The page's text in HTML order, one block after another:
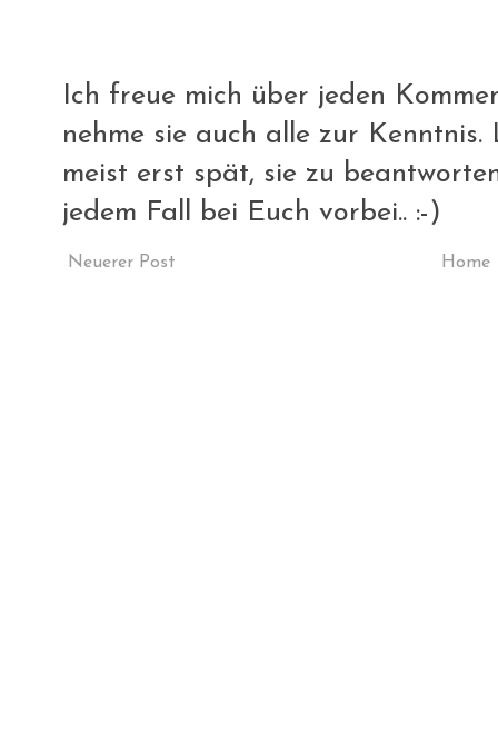
Ich freue mich über jeden
nehme sie auch alle zur
meist erst spät, sie zu
jedem Fall bei Euch vorbei.. :-)
Neuerer Post Home